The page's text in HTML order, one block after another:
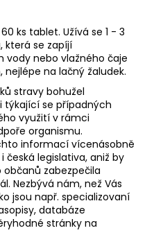
ks tablet. Užívá se 1 - 3
která se zapíjí
nebo vlažného čaje
na lačný žaludek.
stravy bohužel
týkající se případných
využití v rámci
organismu.
informací vícenásobně
česká legislativa, aniž by
zabezpečila
Nezbývá nám, než Vás
jsou např. specializovaní
databáze
stránky na